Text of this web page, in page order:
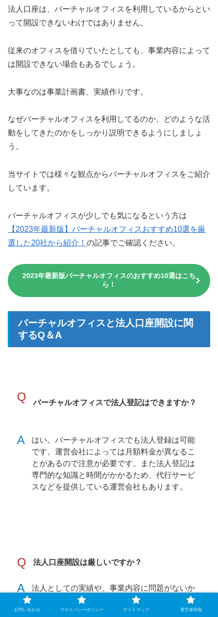
法人口座は、バーチャルオフィスを利用しているからとい
って開設できないわけではありません。
従来のオフィスを借りていたとしても、事業内容によって
は開設できない場合もあるでしょう。
大事なのは事業計画書、実績作りです。
なぜバーチャルオフィスを利用してるのか、どのような活
動をしてきたのかをしっかり説明できるようにしましょ
う。
当サイトでは様々な観点からバーチャルオフィスをご紹介
しています。
バーチャルオフィスが少しでも気になるという方は
【2023年最新版】バーチャルオフィスおすすめ10選を厳
選した20社から紹介！ の記事でご確認ください。
2023年最新版バーチャルオフィスのおすすめ10選はこち
ら！
バーチャルオフィスと法人口座開設に関
するQ＆A
Q バーチャルオフィスで法人登記はできますか？
A
はい。バーチャルオフィスでも法人登録は可能
です。運営会社によっては月額料金が異なるこ
とがあるので注意が必要です。また法人登記は
専門的な知識と時間がかかるため、代行サービ
スなどを提供している運営会社もあります。
Q 法人口座開設は厳しいですか？
A
法人としての実績や、事業内容に問題がないか
など様々な観点から調査が入るため、個人の口
座を開設するよりも遥かに厳しいでしょう。
お問い合わせ プライバシーポリシー サイトマップ 運営者情報